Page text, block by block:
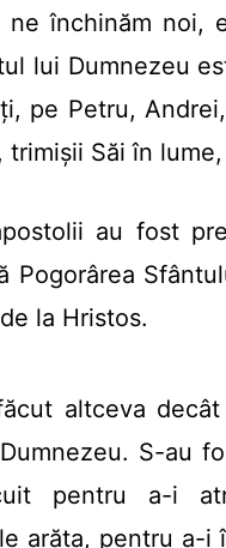
ne închinăm noi,
lui Dumnezeu
pe Petru,
Săi în lume,
au fost
Pogorârea
la Hristos.
altceva
S-au
pentru a-i
arăta, pentru a-i